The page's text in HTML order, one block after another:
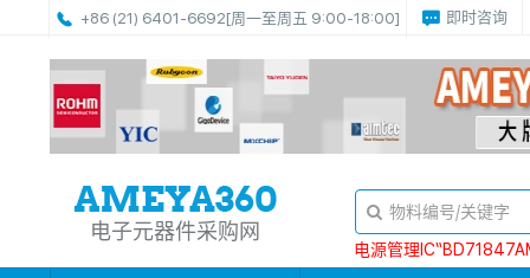
+86 (21) 6401-6692[周一至周五 9:00-18:00] 即时咨询
电子元器件采购网
电源管理